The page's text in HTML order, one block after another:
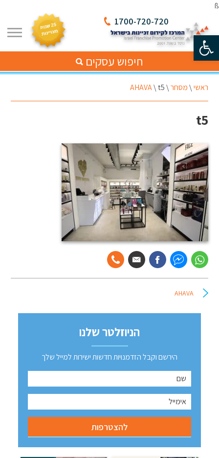
פתח סרגל נגישות
ß
1700-720-720
חיפוש עסקים
ראשי\מסחר\
AHAVA\t5
t5
AHAVA
הניוזלטר שלנו
הירשם וקבל הזדמנויות חדשות ישירות למייל שלך